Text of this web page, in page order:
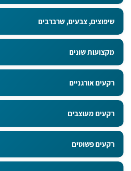
שיפוצים, צבעים, שרברבים
מקצועות שונים
רקעים אורגניים
רקעים מעוצבים
רקעים פשוטים